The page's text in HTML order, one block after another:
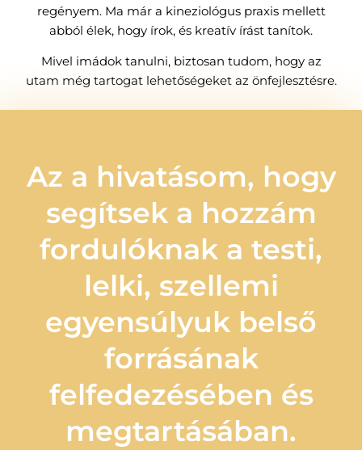
regényem. Ma már a kineziológus praxis mellett
abból élek, hogy írok, és kreatív írást tanítok.
Mivel imádok tanulni, biztosan tudom, hogy az
utam még tartogat lehetőségeket az önfejlesztésre.
Az a hivatásom, hogy
segítsek a hozzám
fordulóknak a testi,
lelki, szellemi
egyensúlyuk belső
forrásának
felfedezésében és
megtartásában.